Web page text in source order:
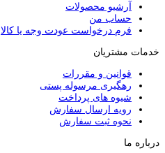
آرشیو محصولات
حساب من
فرم درخواست عودت وجه یا کالا
خدمات مشتریان
قوانین و مقررات
رهگیری مرسوله پستی
شیوه های پرداخت
رویه ارسال سفارش
نحوه ثبت سفارش
درباره ما